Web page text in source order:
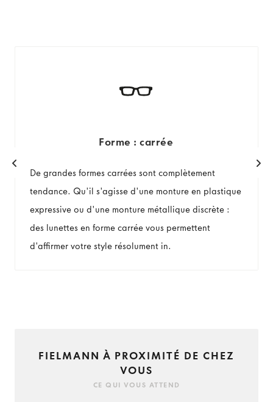
Forme : carrée
De grandes formes carrées sont complètement
tendance. Qu'il s'agisse d'une monture en plastique
expressive ou d'une monture métallique discrète :
des lunettes en forme carrée vous permettent
d'affirmer votre style résolument in.
FIELMANN À PROXIMITÉ DE CHEZ
VOUS
CE QUI VOUS ATTEND